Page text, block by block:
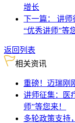
增长
下一篇： 讲师
“优秀讲师”等
返回列表
相关资讯
重磅！迈瑞刚
讲师征集：医
师”等您来！
多轮政策支持